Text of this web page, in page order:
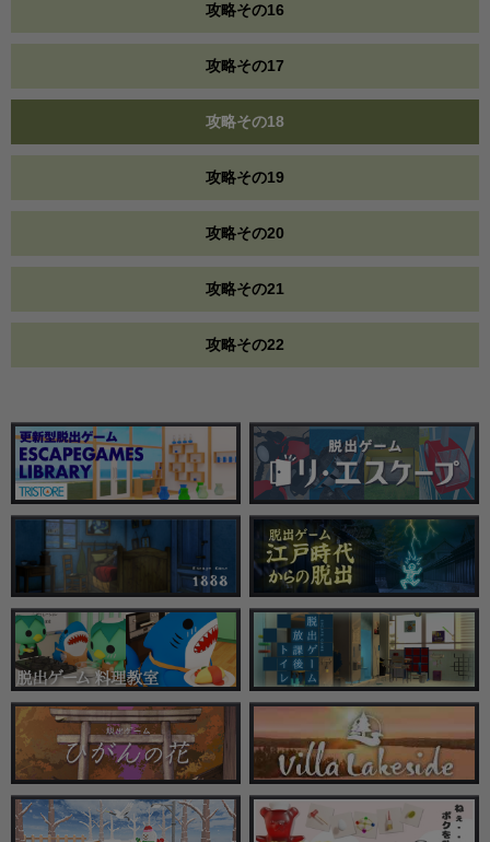
攻略その16
攻略その17
攻略その18
攻略その19
攻略その20
攻略その21
攻略その22